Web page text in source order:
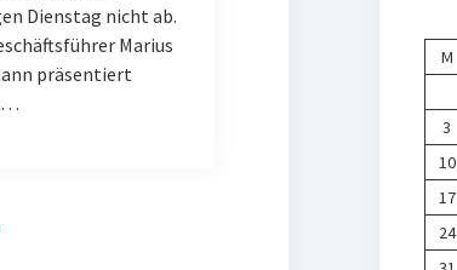
Dienstag nicht ab.
Marius
präsentiert
M
3
10
17
24